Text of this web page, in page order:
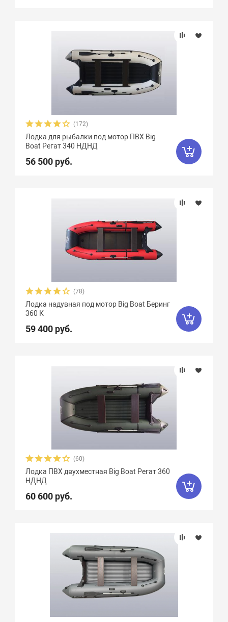
(172)
Лодка для рыбалки под мотор ПВХ Big
Boat Регат 340 НДНД
56 500 руб.
(78)
Лодка надувная под мотор Big Boat Беринг
360 К
59 400 руб.
(60)
Лодка ПВХ двухместная Big Boat Регат 360
НДНД
60 600 руб.